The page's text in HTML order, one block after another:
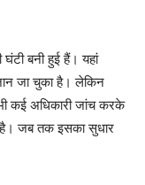
बनी हुई हैं। यहां
जा चुका है। लेकिन
कई अधिकारी जांच करके
है। जब तक इसका सुधार